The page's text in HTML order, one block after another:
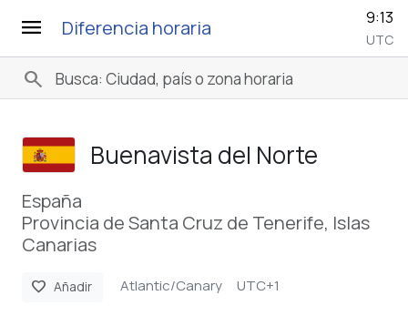
menu Diferencia horaria 9:13
UTC
search
Buenavista del Norte
España
Provincia de Santa Cruz de Tenerife, Islas
Canarias
favorite Añadir Atlantic/Canary UTC+1